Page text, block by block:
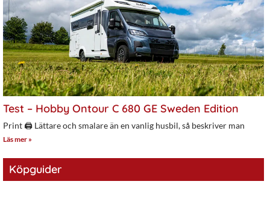
Test – Hobby Ontour C 680 GE Sweden Edition
Print 🖨 Lättare och smalare än en vanlig husbil, så beskriver man
Läs mer »
Köpguider